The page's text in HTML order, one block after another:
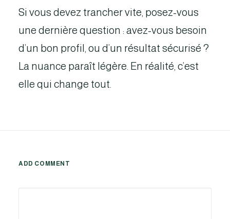
Si vous devez trancher vite, posez-vous
une dernière question : avez-vous besoin
d’un bon profil, ou d’un résultat sécurisé ?
La nuance paraît légère. En réalité, c’est
elle qui change tout.
ADD COMMENT